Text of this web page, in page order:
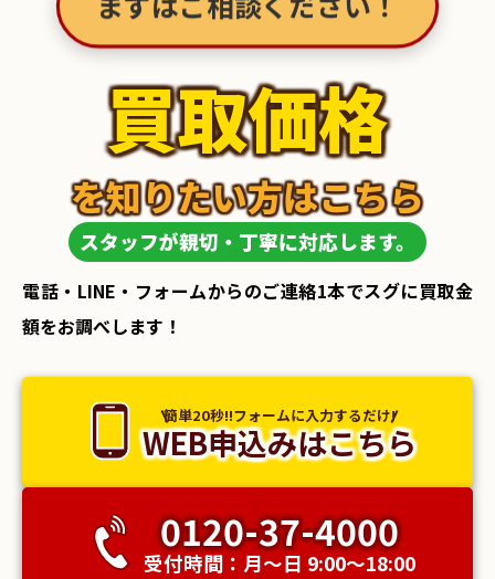
まずはご相談ください！
買取価格
スタッフが親切・丁寧に対応します。
を知りたい方はこちら
電話・LINE・フォームからのご連絡1本でスグに買取金
額をお調べします！
簡単20秒!!フォームに入力するだけ!
WEB申込みはこちら
0120-37-4000
受付時間：月〜日 9:00〜18:00